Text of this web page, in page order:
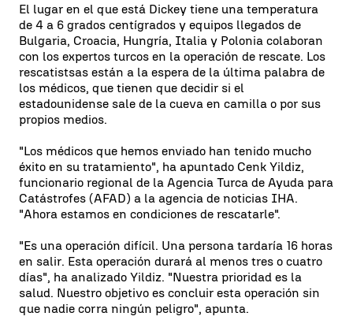
El lugar en el que está Dickey tiene una temperatura
de 4 a 6 grados centígrados y equipos llegados de
Bulgaria, Croacia, Hungría, Italia y Polonia colaboran
con los expertos turcos en la operación de rescate. Los
rescatistsas están a la espera de la última palabra de
los médicos, que tienen que decidir si el
estadounidense sale de la cueva en camilla o por sus
propios medios.
"Los médicos que hemos enviado han tenido mucho
éxito en su tratamiento", ha apuntado Cenk Yildiz,
funcionario regional de la Agencia Turca de Ayuda para
Catástrofes (AFAD) a la agencia de noticias IHA.
"Ahora estamos en condiciones de rescatarle".
"Es una operación difícil. Una persona tardaría 16 horas
en salir. Esta operación durará al menos tres o cuatro
días", ha analizado Yildiz. "Nuestra prioridad es la
salud. Nuestro objetivo es concluir esta operación sin
que nadie corra ningún peligro", apunta.